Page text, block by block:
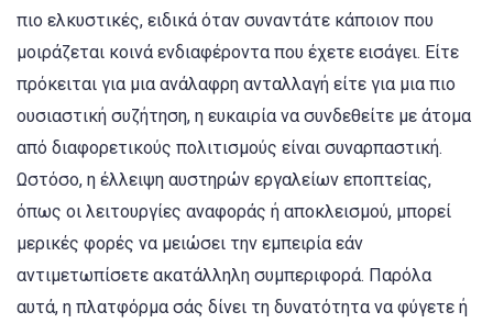
πιο ελκυστικές, ειδικά όταν συναντάτε κάποιον που
μοιράζεται κοινά ενδιαφέροντα που έχετε εισάγει. Είτε
πρόκειται για μια ανάλαφρη ανταλλαγή είτε για μια πιο
ουσιαστική συζήτηση, η ευκαιρία να συνδεθείτε με άτομα
από διαφορετικούς πολιτισμούς είναι συναρπαστική.
Ωστόσο, η έλλειψη αυστηρών εργαλείων εποπτείας,
όπως οι λειτουργίες αναφοράς ή αποκλεισμού, μπορεί
μερικές φορές να μειώσει την εμπειρία εάν
αντιμετωπίσετε ακατάλληλη συμπεριφορά. Παρόλα
αυτά, η πλατφόρμα σάς δίνει τη δυνατότητα να φύγετε ή